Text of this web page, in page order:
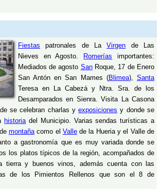
Fiestas patronales de LaVirgen de Las
Nieves en Agosto.
Romerías importantes:
Mediados de agosto SanRoque, 17 de Enero
San Antón en San Mames (Blimea),Santa
Teresa en La Cabezá y Ntra. Sra. de los
Desamparados en Sienra. Visita La Casona
se celebran charlas yexposiciones y donde se
historia del Municipio. Varias sendas turísticas a
montañacomo el Vallede la Hueria y el Valle de
a gastronomía que es muy variada donde se
los platos típicos de la región, acompañados de
tierra y buenos vinos, además cuenta con las
de los Pimientos Rellenos que son el 8 de